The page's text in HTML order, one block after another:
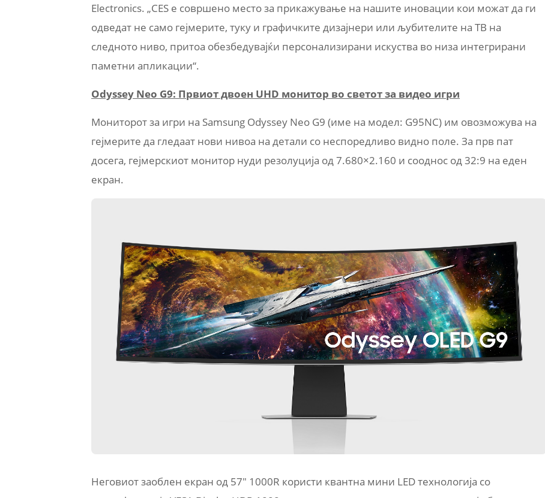
Electronics. „CES е совршено место за прикажување на нашите иновации кои можат да ги
одведат не само гејмерите, туку и графичките дизајнери или љубителите на ТВ на
следното ниво, притоа обезбедувајќи персонализирани искуства во низа интегрирани
паметни апликации“.
Odyssey Neo G9: Првиот двоен UHD монитор во светот за видео игри
Мониторот за игри на Samsung Odyssey Neo G9 (име на модел: G95NC) им овозможува на
гејмерите да гледаат нови нивоа на детали со неспоредливо видно поле. За прв пат
досега, гејмерскиот монитор нуди резолуција од 7.680×2.160 и сооднос од 32:9 на еден
екран.
Неговиот заоблен екран од 57″ 1000R користи квантна мини LED технологија со